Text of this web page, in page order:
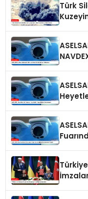
Türk